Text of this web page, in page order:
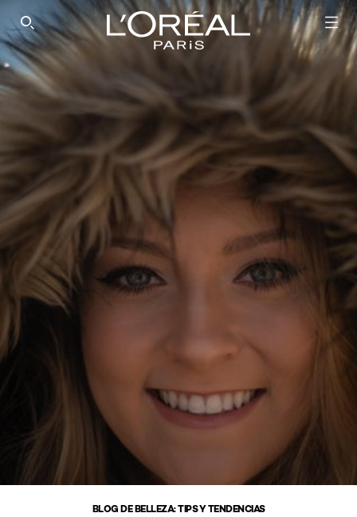
SEARCH THIS SITE
BLOG DE BELLEZA: TIPS Y TENDENCIAS